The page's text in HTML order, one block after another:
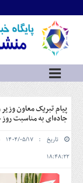
اطلاعات
تماس
ما
درباره
ما
سرویس
ها
خانه
سرمایه
و
بورس
مسکن
پیام تبریک معاون
جاده‌ای به مناسبت روز
۱۸:۴۸:۲۲